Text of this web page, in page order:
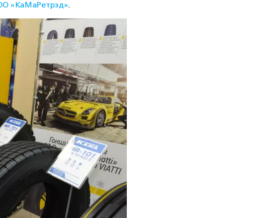
«КаМаРетрэд».